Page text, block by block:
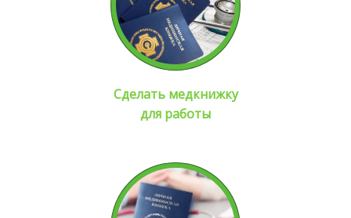
Сделать медкнижку
для работы